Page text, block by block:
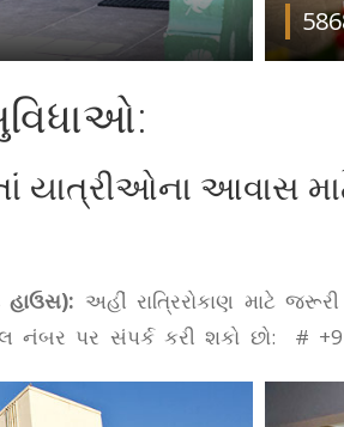
યાત્રીઓના આવાસ
હાઉસ): અહીં રાત્રિરોકાણ માટે
નંબર પર સંપર્ક કરી શકો છો: #